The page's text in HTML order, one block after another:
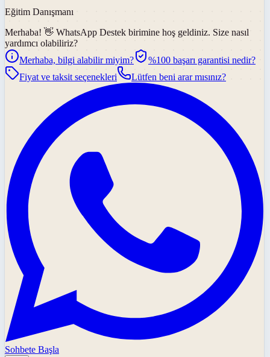
Eğitim Danışmanı
Merhaba! 👋 WhatsApp Destek birimine hoş geldiniz. Size nasıl
yardımcı olabiliriz?
Merhaba, bilgi alabilir miyim?
%100 başarı garantisi nedir?
Fiyat ve taksit seçenekleri
Lütfen beni arar mısınız?
Sohbete Başla